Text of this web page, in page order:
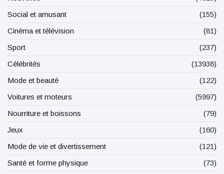
Social et amusant
(155)
Cinéma et télévision
(81)
Sport
(237)
Célébrités
(13938)
Mode et beauté
(122)
Voitures et moteurs
(5997)
Nourriture et boissons
(79)
Jeux
(160)
Mode de vie et divertissement
(121)
Santé et forme physique
(73)